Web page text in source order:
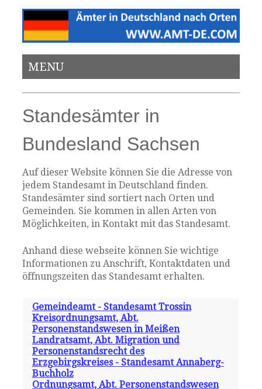
MENU
Standesämter in
Bundesland Sachsen
Auf dieser Website können Sie die Adresse von
jedem Standesamt in Deutschland finden.
Standesämter sind sortiert nach Orten und
Gemeinden. Sie kommen in allen Arten von
Möglichkeiten, in Kontakt mit das Standesamt.
Anhand diese webseite können Sie wichtige
Informationen zu Anschrift, Kontaktdaten und
öffnungszeiten das Standesamt erhalten.
Gemeindeamt - Standesamt Trossin
Kreisordnungsamt, Abt.
Personenstandswesen in Meißen
Landratsamt, Abt. Migration und
Personenstandsrecht des
Erzgebirgskreises - Standesamt Annaberg-
Buchholz
Ordnungsamt, Abt. Personenstandswesen